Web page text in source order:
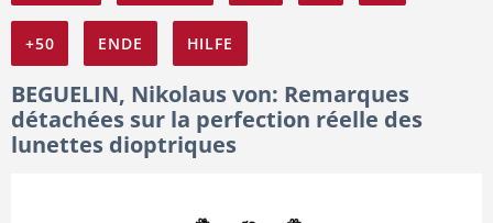
+50 ENDE HILFE
BEGUELIN, Nikolaus von: Remarques
détachées sur la perfection réelle des
lunettes dioptriques